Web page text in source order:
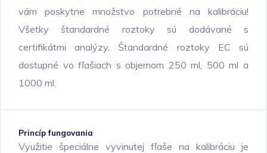
vám poskytne množstvo potrebné na kalibráciu!
Všetky štandardné roztoky sú dodávané s
certifikátmi analýzy. Štandardné roztoky EC sú
dostupné vo fľašiach s objemom 250 ml, 500 ml a
1000 ml.
Princíp fungovania
Využitie špeciálne vyvinutej fľaše na kalibráciu je